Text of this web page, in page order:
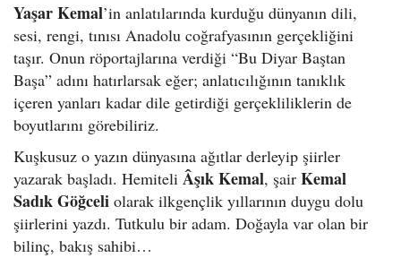
Yaşar Kemal’in anlatılarında kurduğu dünyanın dili,
sesi, rengi, tınısı Anadolu coğrafyasının gerçekliğini
taşır. Onun röportajlarına verdiği “Bu Diyar Baştan
Başa” adını hatırlarsak eğer; anlatıcılığının tanıklık
içeren yanları kadar dile getirdiği gerçekliliklerin de
boyutlarını görebiliriz.
Kuşkusuz o yazın dünyasına ağıtlar derleyip şiirler
yazarak başladı. Hemiteli Âşık Kemal, şair Kemal
Sadık Göğceli olarak ilkgençlik yıllarının duygu dolu
şiirlerini yazdı. Tutkulu bir adam. Doğayla var olan bir
bilinç, bakış sahibi…